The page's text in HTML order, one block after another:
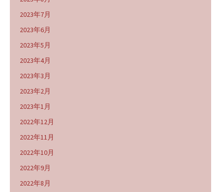
2023年7月
2023年6月
2023年5月
2023年4月
2023年3月
2023年2月
2023年1月
2022年12月
2022年11月
2022年10月
2022年9月
2022年8月